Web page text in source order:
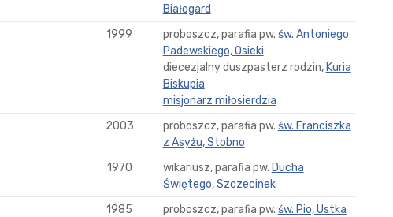
Białogard
1999 proboszcz, parafia pw. św. Antoniego
Padewskiego, Osieki
diecezjalny duszpasterz rodzin, Kuria
Biskupia
misjonarz miłosierdzia
2003 proboszcz, parafia pw. św. Franciszka
z Asyżu, Stobno
1970 wikariusz, parafia pw. Ducha
Świętego, Szczecinek
1985 proboszcz, parafia pw. św. Pio, Ustka